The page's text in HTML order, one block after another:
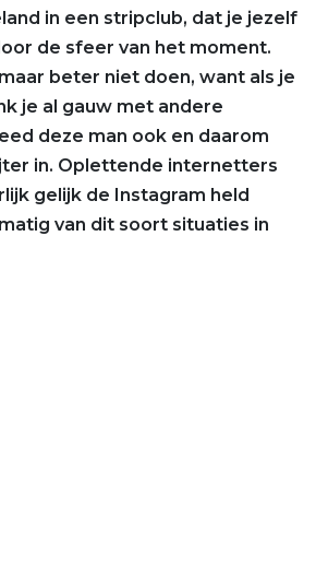
in een stripclub, dat je jezelf
de sfeer van het moment.
beter niet doen, want als je
je al gauw met andere
deze man ook en daarom
in. Oplettende internetters
gelijk de Instagram held
van dit soort situaties in